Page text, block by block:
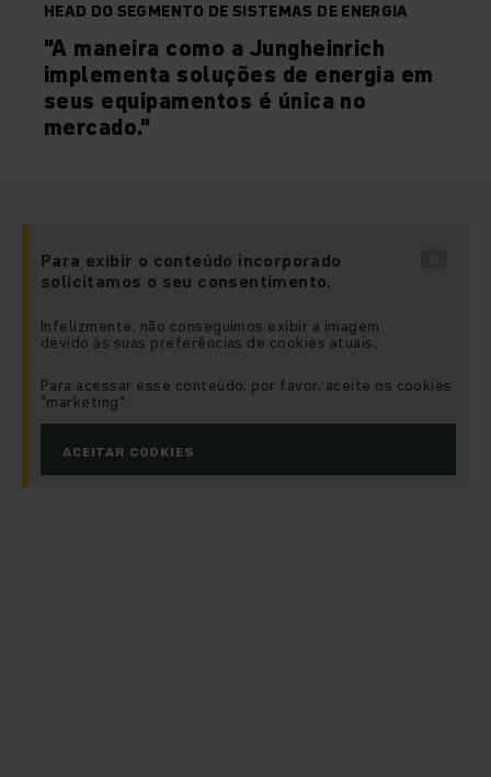
HEAD DO SEGMENTO DE SISTEMAS DE ENERGIA
"A maneira como a Jungheinrich
implementa soluções de energia em
seus equipamentos é única no
mercado."
Para exibir o conteúdo incorporado
solicitamos o seu consentimento.
Infelizmente, não conseguimos exibir a imagem
devido às suas preferências de cookies atuais.
Para acessar esse conteúdo, por favor, aceite os cookies
"marketing“.
ACEITAR COOKIES